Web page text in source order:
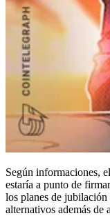
Según informaciones,
estaría a punto de
los planes de
alternativos además de